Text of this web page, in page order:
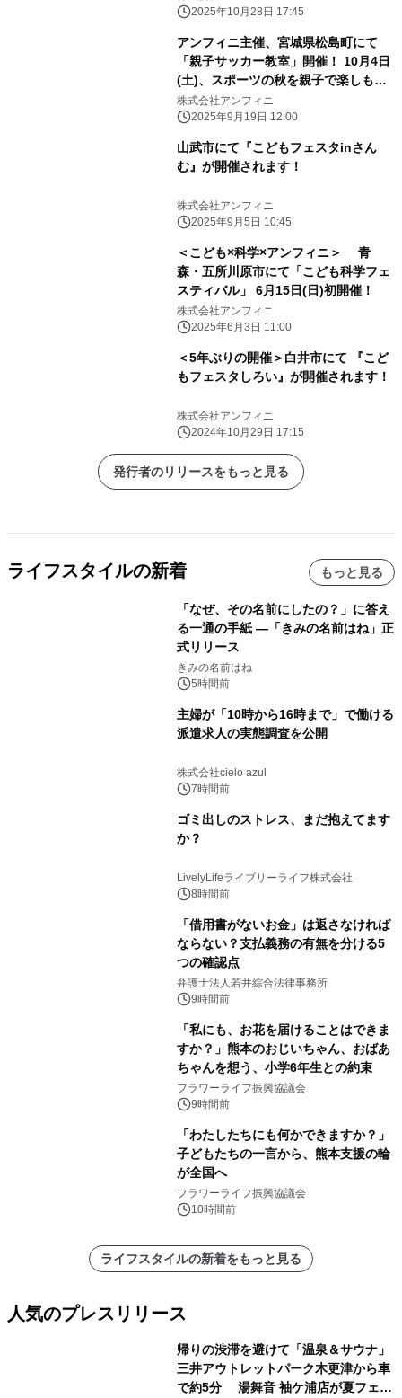
2025年10月28日 17:45
アンフィニ主催、宮城県松島町にて
「親子サッカー教室」開催！ 10月4日
(土)、スポーツの秋を親子で楽しも
う！
株式会社アンフィニ
2025年9月19日 12:00
山武市にて『こどもフェスタinさん
む』が開催されます！
株式会社アンフィニ
2025年9月5日 10:45
＜こども×科学×アンフィニ＞ 青
森・五所川原市にて「こども科学フェ
スティバル」 6月15日(日)初開催！
株式会社アンフィニ
2025年6月3日 11:00
＜5年ぶりの開催＞白井市にて 『こど
もフェスタしろい』が開催されます！
株式会社アンフィニ
2024年10月29日 17:15
発行者のリリースをもっと見る
ライフスタイルの新着 もっと見る
「なぜ、その名前にしたの？」に答え
る一通の手紙 ―「きみの名前はね」正
式リリース
きみの名前はね
5時間前
主婦が「10時から16時まで」で働ける
派遣求人の実態調査を公開
株式会社cielo azul
7時間前
ゴミ出しのストレス、まだ抱えてます
か？
LivelyLifeライブリーライフ株式会社
8時間前
「借用書がないお金」は返さなければ
ならない？支払義務の有無を分ける5
つの確認点
弁護士法人若井綜合法律事務所
9時間前
「私にも、お花を届けることはできま
すか？」熊本のおじいちゃん、おばあ
ちゃんを想う、小学6年生との約束
フラワーライフ振興協議会
9時間前
「わたしたちにも何かできますか？」
子どもたちの一言から、熊本支援の輪
が全国へ
フラワーライフ振興協議会
10時間前
ライフスタイルの新着をもっと見る
人気のプレスリリース
帰りの渋滞を避けて「温泉＆サウナ」
三井アウトレットパーク木更津から車
で約5分 湯舞音 袖ケ浦店が夏フェア